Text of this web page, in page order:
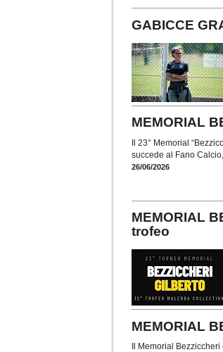
GABICCE
MEMORIAL
Il 23° Memorial
succede al Fano
26/06/2026
MEMORIAL
trofeo
MEMORIAL
Il Memorial